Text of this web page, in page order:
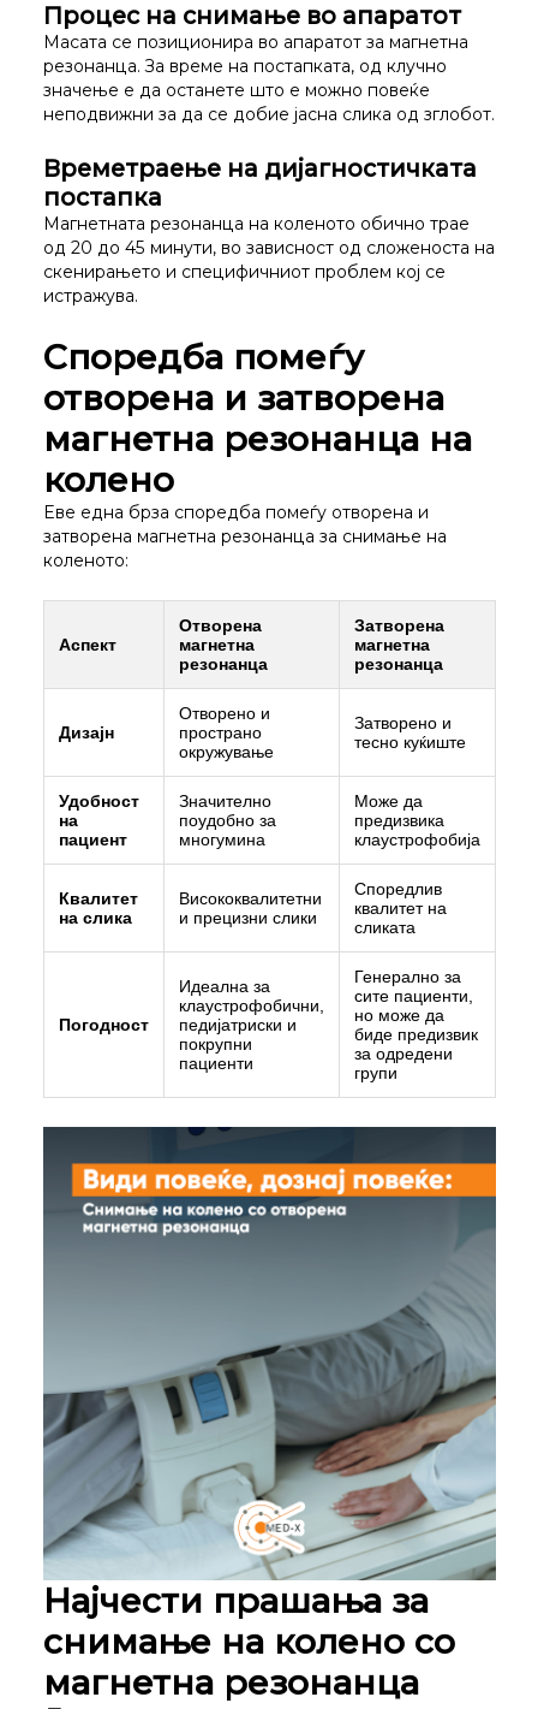
Процес на снимање во апаратот
Масата се позиционира во апаратот за магнетна
резонанца. За време на постапката, од клучно
значење е да останете што е можно повеќе
неподвижни за да се добие јасна слика од зглобот.
Времетраење на дијагностичката
постапка
Магнетната резонанца на коленото обично трае
од 20 до 45 минути, во зависност од сложеноста на
скенирањето и специфичниот проблем кој се
истражува.
Споредба помеѓу
отворена и затворена
магнетна резонанца на
колено
Еве една брза споредба помеѓу отворена и
затворена магнетна резонанца за снимање на
коленото:
Аспект
Отворена
магнетна
резонанца
Затворена
магнетна
резонанца
Дизајн
Отворено и
пространо
окружување
Затворено и
тесно куќиште
Удобност
на
пациент
Значително
поудобно за
многумина
Може да
предизвика
клаустрофобија
Квалитет
на слика
Висококвалитетни
и прецизни слики
Споредлив
квалитет на
сликата
Погодност
Идеална за
клаустрофобични,
педијатриски и
покрупни
пациенти
Генерално за
сите пациенти,
но може да
биде предизвик
за одредени
групи
Најчести прашања за
снимање на колено со
магнетна резонанца